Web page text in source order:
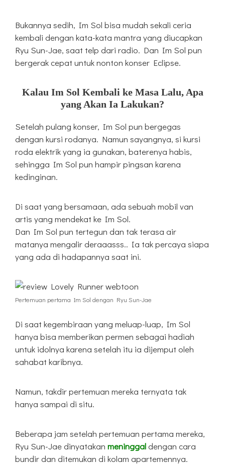
Bukannya sedih, Im Sol bisa mudah sekali ceria
kembali dengan kata-kata mantra yang diucapkan
Ryu Sun-Jae, saat telp dari radio. Dan Im Sol pun
bergerak cepat untuk nonton konser Eclipse.
Kalau Im Sol Kembali ke Masa Lalu, Apa
yang Akan Ia Lakukan?
Setelah pulang konser, Im Sol pun bergegas
dengan kursi rodanya. Namun sayangnya, si kursi
roda elektrik yang ia gunakan, baterenya habis,
sehingga Im Sol pun hampir pingsan karena
kedinginan.
Di saat yang bersamaan, ada sebuah mobil van
artis yang mendekat ke Im Sol.
Dan Im Sol pun tertegun dan tak terasa air
matanya mengalir deraaasss.. Ia tak percaya siapa
yang ada di hadapannya saat ini.
Pertemuan pertama Im Sol dengan Ryu Sun-Jae
Di saat kegembiraan yang meluap-luap, Im Sol
hanya bisa memberikan permen sebagai hadiah
untuk idolnya karena setelah itu ia dijemput oleh
sahabat karibnya.
Namun, takdir pertemuan mereka ternyata tak
hanya sampai di situ.
Beberapa jam setelah pertemuan pertama mereka,
Ryu Sun-Jae dinyatakan meninggal dengan cara
bundir dan ditemukan di kolam apartemennya.